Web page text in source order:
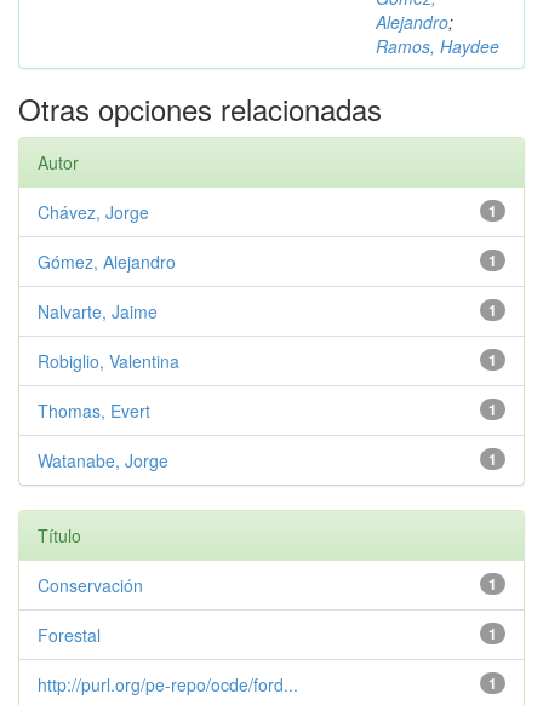
Alejandro;
Ramos, Haydee
Otras opciones relacionadas
Autor
1
Chávez, Jorge
1
Gómez, Alejandro
1
Nalvarte, Jaime
1
Robiglio, Valentina
1
Thomas, Evert
1
Watanabe, Jorge
Título
1
Conservación
1
Forestal
1
http://purl.org/pe-repo/ocde/ford...